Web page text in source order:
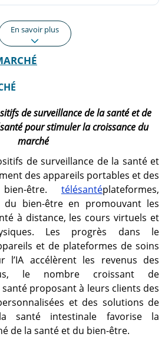
milliard de dollars en
2026.
NOUS.
Le marché devrait
atteindre 2,16 milliards de
dollars en 2026.
est
de
En savoir plus
de surveillance de la santé et de
pour stimuler la croissance du
marché
de surveillance de la santé et
des appareils portables et des
être. télésantéplateformes,
du bien-être en promouvant les
à distance, les cours virtuels et
Les progrès dans le
et de plateformes de soins
l’IA accélèrent les revenus des
le nombre croissant de
proposant à leurs clients des
et des solutions de
santé intestinale favorise la
de la santé et du bien-être.